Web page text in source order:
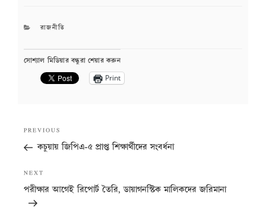
CATEGORIES
রাজনীতি
সোশ্যাল মিডিয়ার বন্ধুরা শেয়ার করুন
Print
navigation
Previous
Post
PREVIOUS
কচুয়ায় জিপিএ-৫ প্রাপ্ত শিক্ষার্থীদের সংবর্ধনা
Next
Post
NEXT
পরীক্ষার আগেই রিপোর্ট তৈরি, ডায়াগনস্টিক মালিকদের জরিমানা